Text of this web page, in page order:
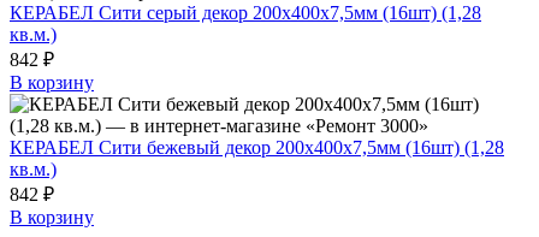
КЕРАБЕЛ Сити серый декор 200х400х7,5мм (16шт) (1,28
кв.м.)
842 ₽
В корзину
КЕРАБЕЛ Сити бежевый декор 200х400х7,5мм (16шт) (1,28
кв.м.)
842 ₽
В корзину